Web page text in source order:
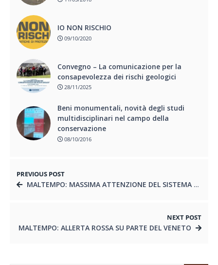
IO NON RISCHIO
09/10/2020
Convegno – La comunicazione per la
consapevolezza dei rischi geologici
28/11/2025
Beni monumentali, novità degli studi
multidisciplinari nel campo della
conservazione
08/10/2016
PREVIOUS POST
MALTEMPO: MASSIMA ATTENZIONE DEL SISTEMA DI PROTEZIONE NAZIONALE
NEXT POST
MALTEMPO: ALLERTA ROSSA SU PARTE DEL VENETO